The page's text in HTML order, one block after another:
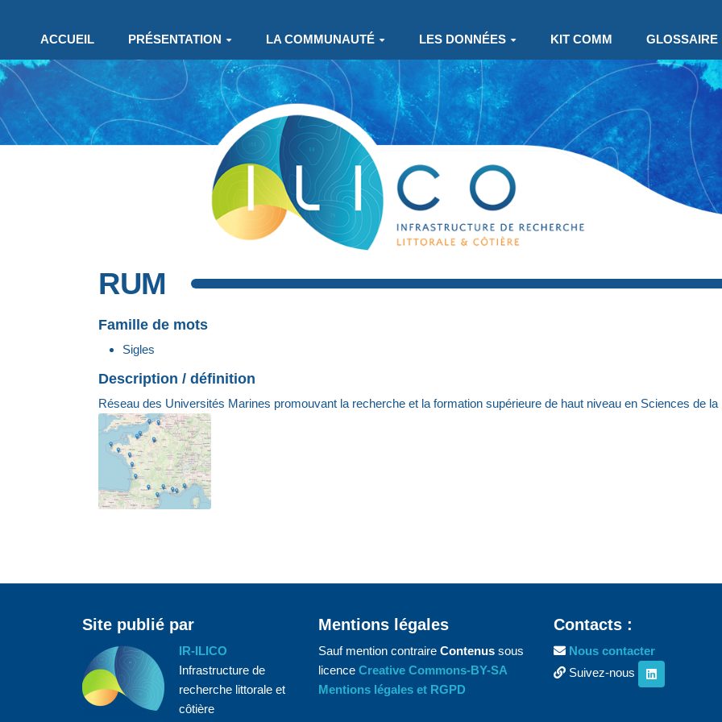
ACCUEIL
PRÉSENTATION LA COMMUNAUTÉ LES DONNÉES KIT COMM GLOSSAIRE
RUM
Famille de mots
Sigles
Description / définition
Réseau des Universités Marines promouvant la recherche et la formation supérieure de haut niveau en Sciences de la
Site publié par
IR-ILICO
Infrastructure de
recherche littorale et
côtière
Mentions légales
Sauf mention contraire Contenussous
licence Creative Commons-BY-SA
Mentions légales et RGPD
Contacts :
Nous contacter
Suivez-nous